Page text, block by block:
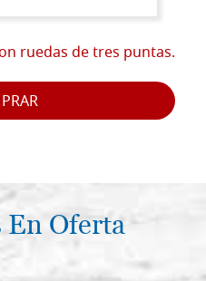
ruedas de tres puntas.
En Oferta